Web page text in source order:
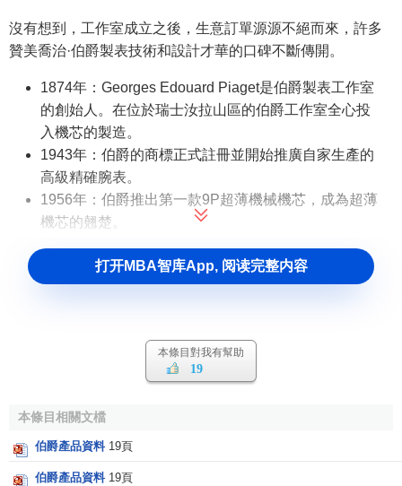
沒有想到，工作室成立之後，生意訂單源源不絕而來，許多
贊美喬治·伯爵製表技術和設計才華的口碑不斷傳開。
1874年：Georges Edouard Piaget是伯爵製表工作室
的創始人。在位於瑞士汝拉山區的伯爵工作室全心投
入機芯的製造。
1943年：伯爵的商標正式註冊並開始推廣自家生產的
高級精確腕表。
1956年：伯爵推出第一款9P超薄機械機芯，成為超薄
機芯的翹楚。
1960年：伯爵推出的12P機芯記載於金氏世界紀錄大
全一書中，厚度僅2.3毫米，是全世界最薄的自動上弦
士奇葩”。之後，伯爵於日內瓦成立新的工作室，進一
步將鐘錶技藝推廣至金飾處理和寶石鑲嵌兩方面。研
建立屹立不搖的領導地位。
1964年：伯爵使世界嘖嘖稱奇，連續十年推出一系列
以寶石裝飾表盤的新款式腕表。
打开MBA智库App, 阅读完整内容
本條目對我有幫助
19
本條目相關文檔
伯爵產品資料 19頁
伯爵產品資料 19頁